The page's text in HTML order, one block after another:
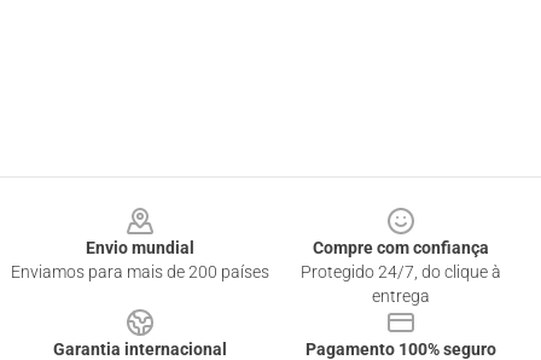
Envio mundial
Enviamos para mais de 200 países
Compre com confiança
Protegido 24/7, do clique à
entrega
Garantia internacional
Pagamento 100% seguro